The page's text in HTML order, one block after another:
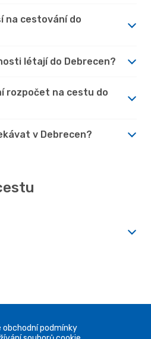
na cestování do
létají do Debrecen?
rozpočet na cestu do
v Debrecen?
obchodní podmínky